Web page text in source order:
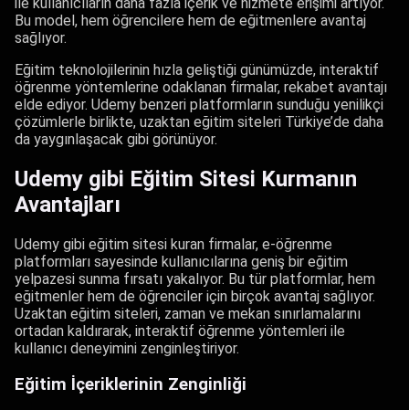
Bu model, hem öğrencilere hem de eğitmenlere avantaj
sağlıyor.
Eğitim teknolojilerinin hızla geliştiği günümüzde, interaktif
öğrenme yöntemlerine odaklanan firmalar, rekabet avantajı
elde ediyor. Udemy benzeri platformların sunduğu yenilikçi
çözümlerle birlikte, uzaktan eğitim siteleri Türkiye’de daha
da yaygınlaşacak gibi görünüyor.
Udemy gibi Eğitim Sitesi Kurmanın
Avantajları
Udemy gibi eğitim sitesi kuran firmalar, e-öğrenme
platformları sayesinde kullanıcılarına geniş bir eğitim
yelpazesi sunma fırsatı yakalıyor. Bu tür platformlar, hem
eğitmenler hem de öğrenciler için birçok avantaj sağlıyor.
Uzaktan eğitim siteleri, zaman ve mekan sınırlamalarını
ortadan kaldırarak, interaktif öğrenme yöntemleri ile
kullanıcı deneyimini zenginleştiriyor.
Eğitim İçeriklerinin Zenginliği